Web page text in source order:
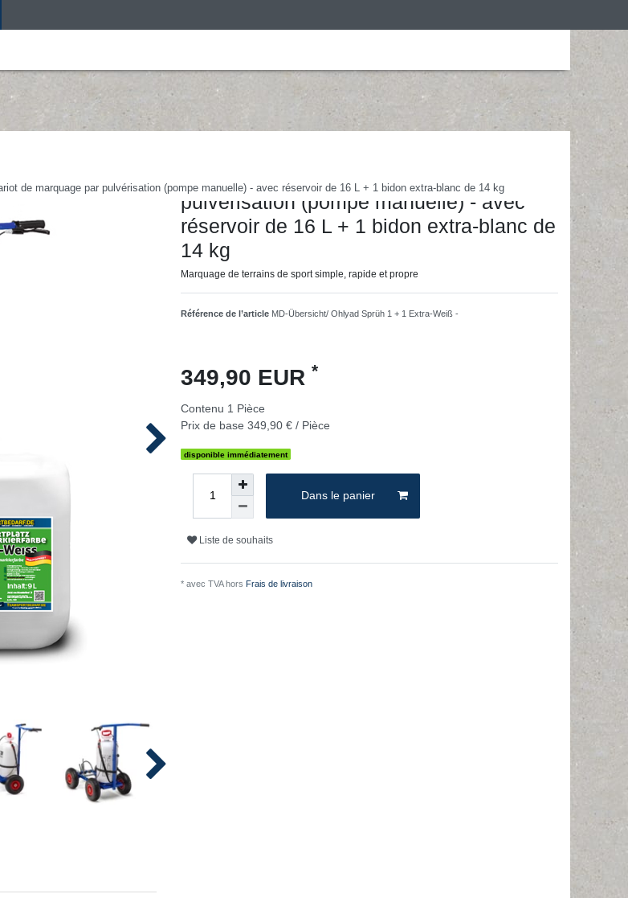
de marquage par pulvérisation (pompe manuelle) - avec réservoir de 16 L + 1 bidon extra-blanc de 14 kg
[Pack] Chariot de marquage par
pulvérisation (pompe manuelle) - avec
réservoir de 16 L + 1 bidon extra-blanc de
14 kg
Marquage de terrains de sport simple, rapide et propre
Référence de l’article MD-Übersicht/ Ohlyad Sprüh 1 + 1 Extra-Weiß -
349,90 EUR *
Contenu 1 Pièce
Prix de base 349,90 € / Pièce
disponible immédiatement
Dans le panier
Liste de souhaits
* avec TVA hors Frais de livraison